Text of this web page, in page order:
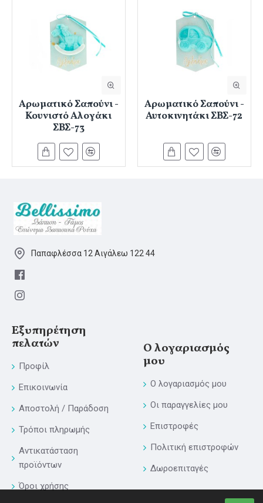
Αρωματικό Σαπούνι -
Κουνιστό Αλογάκι
ΣΒΣ-73
Αρωματικό Σαπούνι -
Αυτοκινητάκι ΣΒΣ-72
Παπαφλέσσα 12 Αιγάλεω 122 44
Εξυπηρέτηση
πελατών
Προφίλ
Επικοινωνία
Αποστολή / Παράδοση
Τρόποι πληρωμής
Αντικατάσταση
προϊόντων
Όροι χρήσης
Ο λογαριασμός
μου
Ο λογαριασμός μου
Οι παραγγελίες μου
Επιστροφές
Πολιτική επιστροφών
Δωροεπιταγές